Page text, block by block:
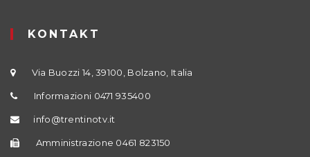
KONTAKT
Via Buozzi 14, 39100, Bolzano, Italia
Informazioni 0471 935400
info@trentinotv.it
Amministrazione 0461 823150